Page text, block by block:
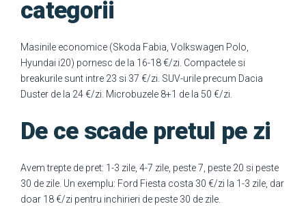
categorii
Masinile economice (Skoda Fabia, Volkswagen Polo,
Hyundai i20) pornesc de la 16-18 €/zi. Compactele si
breakurile sunt intre 23 si 37 €/zi. SUV-urile precum Dacia
Duster de la 24 €/zi. Microbuzele 8+1 de la 50 €/zi.
De ce scade pretul pe zi
Avem trepte de pret: 1-3 zile, 4-7 zile, peste 7, peste 20 si peste
30 de zile. Un exemplu: Ford Fiesta costa 30 €/zi la 1-3 zile, dar
doar 18 €/zi pentru inchirieri de peste 30 de zile.